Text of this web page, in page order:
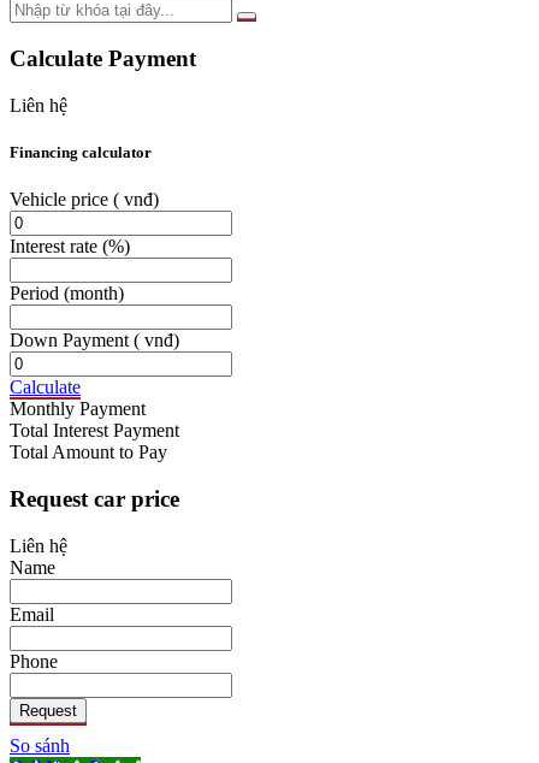
Calculate Payment
Liên hệ
Financing calculator
Vehicle price ( vnđ)
Interest rate (%)
Period (month)
Down Payment ( vnđ)
Calculate
Monthly Payment
Total Interest Payment
Total Amount to Pay
Request car price
Liên hệ
Name
Email
Phone
Request
So sánh